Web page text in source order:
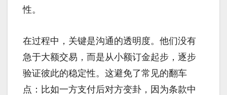
性。
在过程中，关键是沟通的透明度。他们没有
急于大额交易，而是从小额订金起步，逐步
验证彼此的稳定性。这避免了常见的翻车
点：比如一方支付后对方变卦，因为条款中